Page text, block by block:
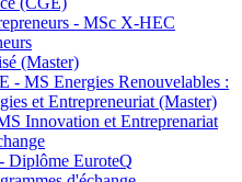
- MSc X-HEC
(Master)
- MS Energies Renouvelables :
et Entrepreneuriat (Master)
Innovation et Entreprenariat
Diplôme EuroteQ